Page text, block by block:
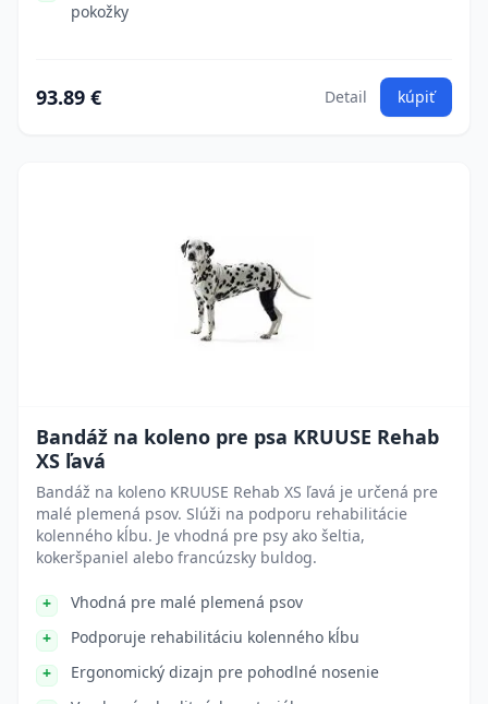
pokožky
93.89 € Detail kúpiť
Bandáž na koleno pre psa KRUUSE Rehab
XS ľavá
Bandáž na koleno KRUUSE Rehab XS ľavá je určená pre
malé plemená psov. Slúži na podporu rehabilitácie
kolenného kĺbu. Je vhodná pre psy ako šeltia,
kokeršpaniel alebo francúzsky buldog.
Vhodná pre malé plemená psov
Podporuje rehabilitáciu kolenného kĺbu
Ergonomický dizajn pre pohodlné nosenie